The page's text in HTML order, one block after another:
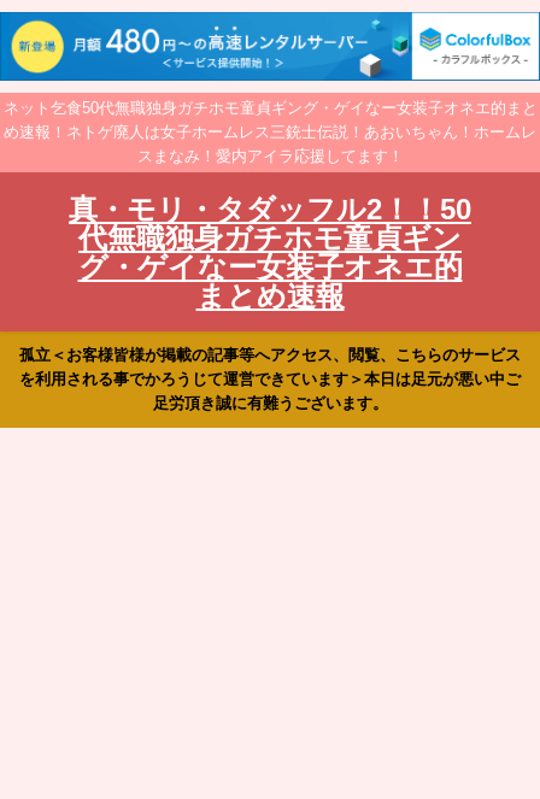
ネット乞食50代無職独身ガチホモ童貞ギング・ゲイなー女装子オネエ的まと
め速報！ネトゲ廃人は女子ホームレス三銃士伝説！あおいちゃん！ホームレ
スまなみ！愛内アイラ応援してます！
真・モリ・タダッフル2！！50
代無職独身ガチホモ童貞ギン
グ・ゲイなー女装子オネエ的
まとめ速報
孤立＜お客様皆様が掲載の記事等へアクセス、閲覧、こちらのサービス
を利用される事でかろうじて運営できています＞本日は足元が悪い中ご
足労頂き誠に有難うございます。